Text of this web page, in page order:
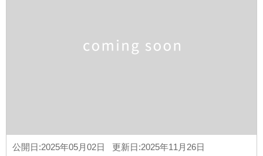
公開日:2025年05月02日 更新日:2025年11月26日